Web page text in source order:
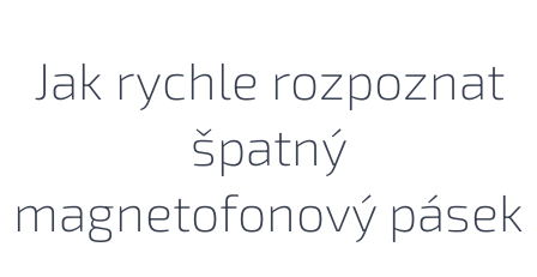
Jak rychle rozpoznat
špatný
magnetofonový pásek